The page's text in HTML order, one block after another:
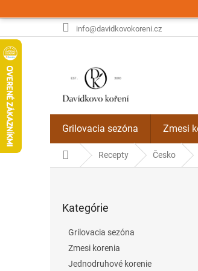
na
info@davidkovokoreni.cz
Grilovacia sezóna Zmesi
DomovRecepty Česko
kategórie
Kategórie
Grilovacia sezóna
Zmesi korenia
Jednodruhové korenie